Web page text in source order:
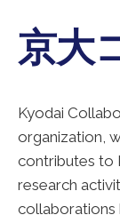
京大
Kyodai
organization,
contributes to
research
collaborations